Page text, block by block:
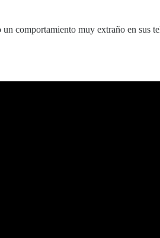
comportamiento muy extraño en sus